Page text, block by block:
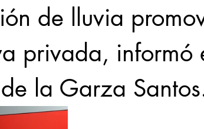
de lluvia
privada, informó
la Garza